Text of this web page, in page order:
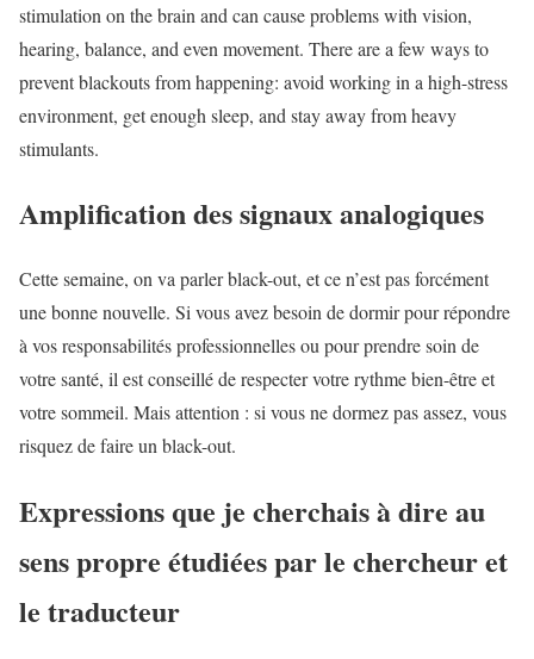
stimulation on the brain and can cause problems with vision,
hearing, balance, and even movement. There are a few ways to
prevent blackouts from happening: avoid working in a high-stress
environment, get enough sleep, and stay away from heavy
stimulants.
Amplification des signaux analogiques
Cette semaine, on va parler black-out, et ce n’est pas forcément
une bonne nouvelle. Si vous avez besoin de dormir pour répondre
à vos responsabilités professionnelles ou pour prendre soin de
votre santé, il est conseillé de respecter votre rythme bien-être et
votre sommeil. Mais attention : si vous ne dormez pas assez, vous
risquez de faire un black-out.
Expressions que je cherchais à dire au
sens propre étudiées par le chercheur et
le traducteur